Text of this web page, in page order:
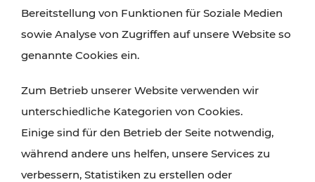
Ausflugstipps
Wien, Niederösterreich und das Burgenland
Wanderungen, Kultur und Gastronomie,
Radtouren oder purer Naturgenuss – viele
Attraktionen sind mit den Ticket- und Fahrplan-
Angeboten des VOR gut und schnell erreichbar.
Bereitstellung von Funktionen für Soziale Medien
sowie Analyse von Zugriffen auf unsere Website so
genannte Cookies ein.
Zum Betrieb unserer Website verwenden wir
unterschiedliche Kategorien von Cookies.
Einige sind für den Betrieb der Seite notwendig,
während andere uns helfen, unsere Services zu
verbessern, Statistiken zu erstellen oder